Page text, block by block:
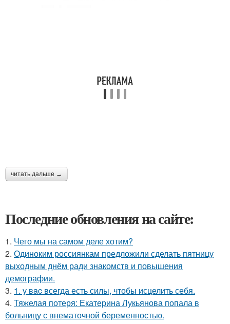
читать дальше →
Последние обновления на сайте:
1. Чего мы на самом деле хотим?
2. Одиноким россиянкам предложили сделать пятницу
выходным днём ради знакомств и повышения
демографии.
3. 1. у вac всегда есть силы, чтобы исцелить себя.
4. Тяжелая потеря: Екатерина Лукьянова попала в
больницу с внематочной беременностью.